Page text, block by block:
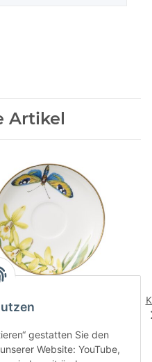
Artikel
30,00 CHF
gestatten Sie den
Website: YouTube,